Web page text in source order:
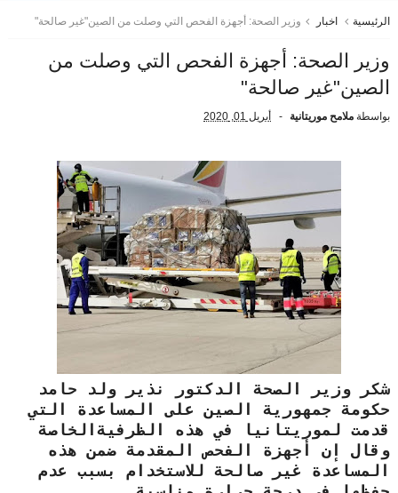
الرئيسية اخبار وزير الصحة: أجهزة الفحص التي وصلت من الصين"غير صالحة"
وزير الصحة: أجهزة الفحص التي وصلت من
الصين"غير صالحة"
بواسطة ملامح موريتانية أبريل 01, 2020
شكر وزير الصحة الدكتور نذير ولد حامد
حكومة جمهورية الصين على المساعدة التي
قدمت لموريتانيا في هذه الظرفيةالخاصة
وقال إن أجهزة الفحص المقدمة ضمن هذه
المساعدة غير صالحة للاستخدام بسبب عدم